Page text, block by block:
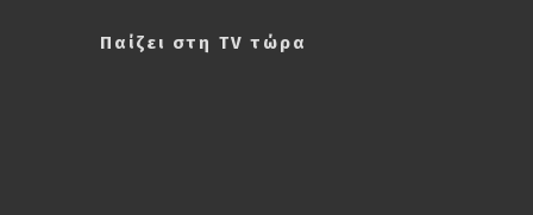
Παίζει στη TV τώρα